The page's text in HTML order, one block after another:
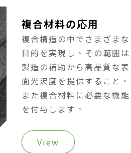
複合材料の応用
複合構造の中でさまざまな
目的を実現し、その範囲は
製造の補助から高品質な表
面光沢度を提供すること、
また複合材料に必要な機能
を付与します。
View